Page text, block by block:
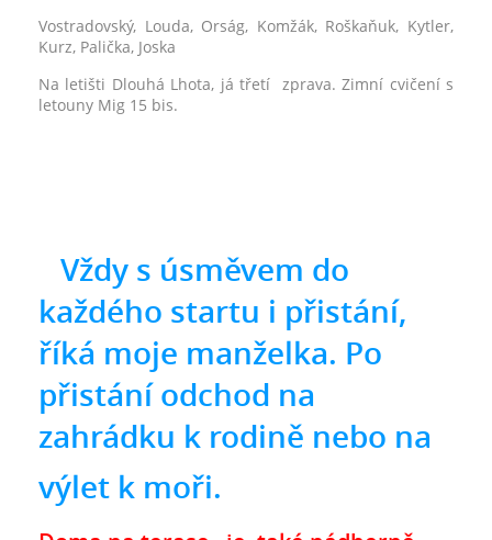
Vostradovský, Louda, Orság, Komžák, Roškaňuk, Kytler,
Kurz, Palička, Joska
Na letišti Dlouhá Lhota, já třetí zprava. Zimní cvičení s
letouny Mig 15 bis.
Vždy s úsměvem do
každého startu i přistání,
říká moje manželka. Po
přistání odchod na
zahrádku k rodině nebo na
výlet k moři.